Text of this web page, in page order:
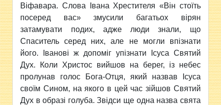
Віфавара. Слова Івана Хрестителя «Він стоїть
посеред вас» змусили багатьох вірян
затамувати подих, адже люди знали, що
Спаситель серед них, але не могли впізнати
його. Іванові ж допоміг упізнати Ісуса Святий
Дух. Коли Христос вийшов на берег, із небес
пролунав голос Бога-Отця, який назвав Ісуса
своїм Сином, на якого в цей час зійшов Святий
Дух в образі голуба. Звідси ще одна назва свята